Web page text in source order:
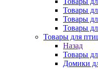
Товары
Товары
Товары
Товары для
Назад
Товары
Домики